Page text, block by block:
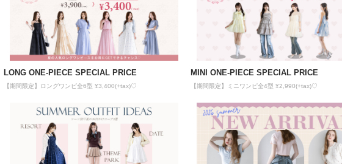
LONG ONE-PIECE SPECIAL PRICE
【期間限定】ロングワンピ全6型 ¥3,400(+tax)♡
MINI ONE-PIECE SPECIAL PRICE
【期間限定】ミニワンピ全4型 ¥2,990(+tax)♡